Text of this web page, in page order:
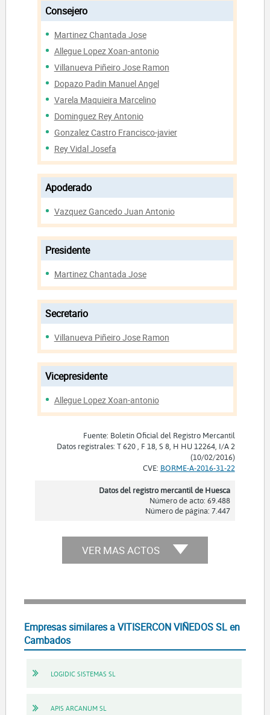
Consejero
Martinez Chantada Jose
Allegue Lopez Xoan-antonio
Villanueva Piñeiro Jose Ramon
Dopazo Padin Manuel Angel
Varela Maquieira Marcelino
Dominguez Rey Antonio
Gonzalez Castro Francisco-javier
Rey Vidal Josefa
Apoderado
Vazquez Gancedo Juan Antonio
Presidente
Martinez Chantada Jose
Secretario
Villanueva Piñeiro Jose Ramon
Vicepresidente
Allegue Lopez Xoan-antonio
Fuente: Boletín Oficial del Registro Mercantil
Datos registrales: T 620 , F 18, S 8, H HU 12264, I/A 2
(10/02/2016)
CVE: BORME-A-2016-31-22
Datos del registro mercantil de Huesca
Número de acto: 69.488
Número de página: 7.447
VER MAS ACTOS
Empresas similares a VITISERCON VIÑEDOS SL en
Cambados
LOGIDIC SISTEMAS SL
APIS ARCANUM SL